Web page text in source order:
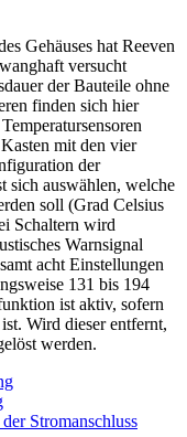
Gehäuses hat Reeven
versucht
der Bauteile ohne
finden sich hier
mit den vier
der
sich auswählen, welche
soll (Grad Celsius
Schaltern wird
Warnsignal
acht Einstellungen
131 bis 194
ist aktiv, sofern
Wird dieser entfernt,
werden.